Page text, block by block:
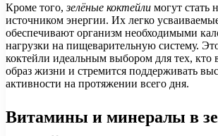
Кроме того,зелёные коктейли могут стать
источником энергии. Их легко
обеспечивают организм необходимыми
нагрузки на пищеварительную систему.
коктейли идеальным выбором для тех, кто
образ жизни и стремится поддерживать
активности на протяжении всего дня.
Витамины и минералы в